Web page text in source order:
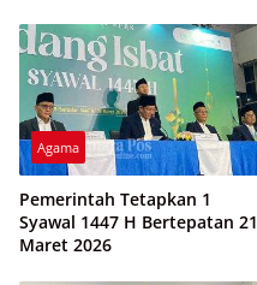
Agama
Pemerintah Tetapkan 1
Syawal 1447 H Bertepatan 21
Maret 2026